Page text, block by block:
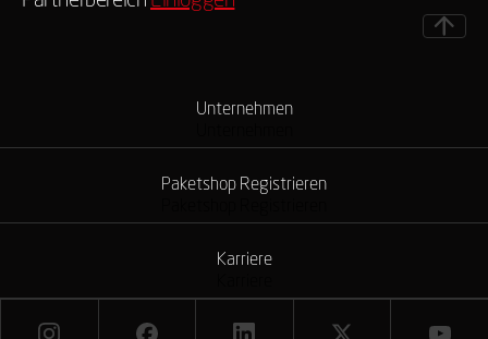
Unternehmen
Paketshop Registrieren
Karriere